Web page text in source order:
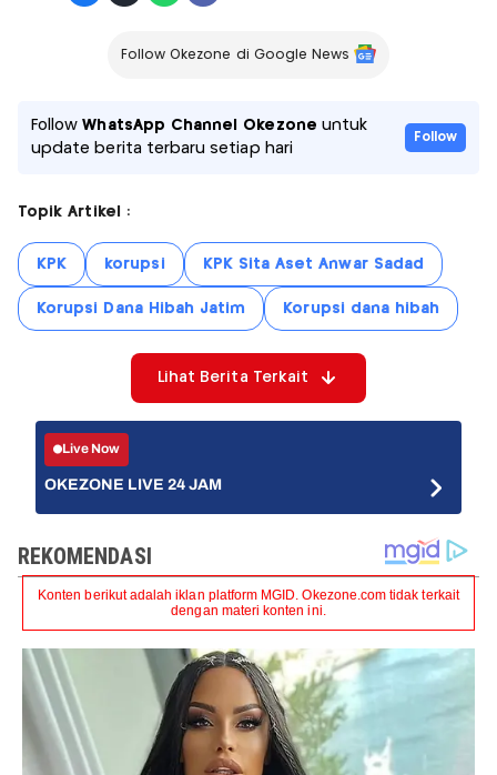
Follow Okezone di Google News
FollowWhatsApp Channel Okezone untuk
update berita terbaru setiap hari
Follow
Topik Artikel :
KPK korupsi KPK Sita Aset Anwar Sadad
Korupsi Dana Hibah Jatim Korupsi dana hibah
Lihat Berita Terkait
Live Now
OKEZONE LIVE 24 JAM